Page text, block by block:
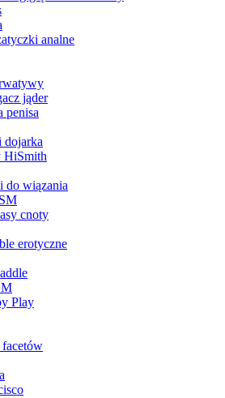
analne
jąder
penisa
dojarka
HiSmith
do wiązania
cnoty
erotyczne
Play